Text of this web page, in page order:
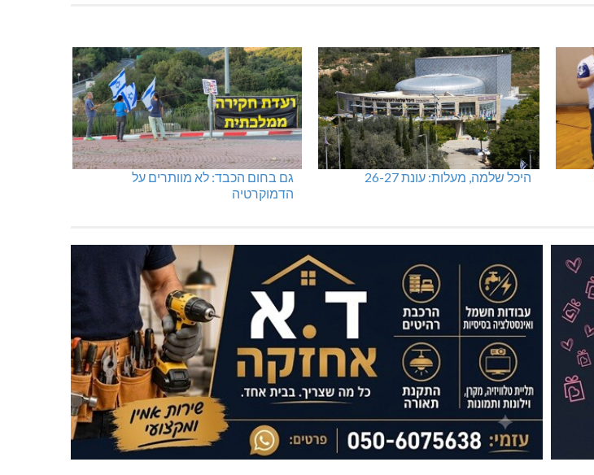
היכל שלמה, מעלות: עונת 26-27
גם בחום הכבד: לא מוותרים על
הדמוקרטיה